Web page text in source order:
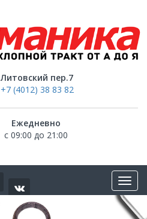
Литовский пер.7
+7 (4012) 38 83 82
Ежедневно
с 09:00 до 21:00